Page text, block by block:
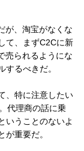
が、淘宝がなくな
て、まずC2Cに新
売られるようにな
るべきだ。
、特に注意したい
代理商の話に乗
いうことのないよ
重要だ。